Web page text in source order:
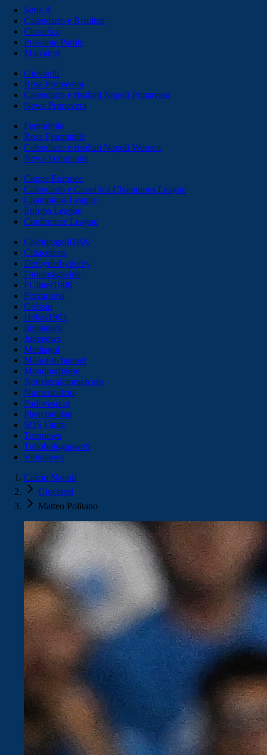
Serie A
Calendario e Risultati
Classifica
Prossime Partite
Marcatori
Giovanili
Rosa Primavera
Calendario e risultati Napoli Primavera
News Primavera
Femminile
Rosa Femminile
Calendario e risultati Napoli Women
News Femminile
Coppe Europee
Calendario e Classifica Champions League
Champions League
Europa League
Conference League
Calcionapoli1926
Cittaceleste
Derbyderbyderby
Fantamagazine
FCInter1908
Forzaroma
Golssip
Hellas1903
Ilmilanista
Juvenews
Mediagol
Milanistichannel
Mondoudinese
Notiziecalciomercato
Numericalcio
Padovasport
Pianetamilan
SOS Fanta
Toronews
Tuttobolognaweb
Violanews
Calcio Napoli
Giocatori
Matteo Politano